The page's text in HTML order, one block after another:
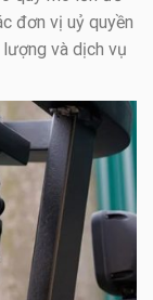
đơn vị uỷ quyền
và dịch vụ